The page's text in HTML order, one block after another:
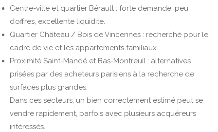
Centre-ville et quartier Bérault : forte demande, peu
d’offres, excellente liquidité.
Quartier Château / Bois de Vincennes : recherché pour le
cadre de vie et les appartements familiaux.
Proximité Saint-Mandé et Bas-Montreuil : alternatives
prisées par des acheteurs parisiens à la recherche de
surfaces plus grandes.
Dans ces secteurs, un bien correctement estimé peut se
vendre rapidement, parfois avec plusieurs acquéreurs
intéressés.